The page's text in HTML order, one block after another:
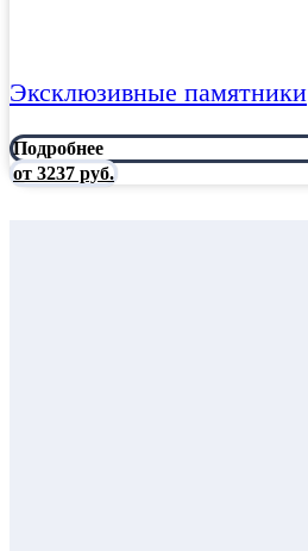
Эксклюзивные памятники
Подробнее
от 3237 руб.